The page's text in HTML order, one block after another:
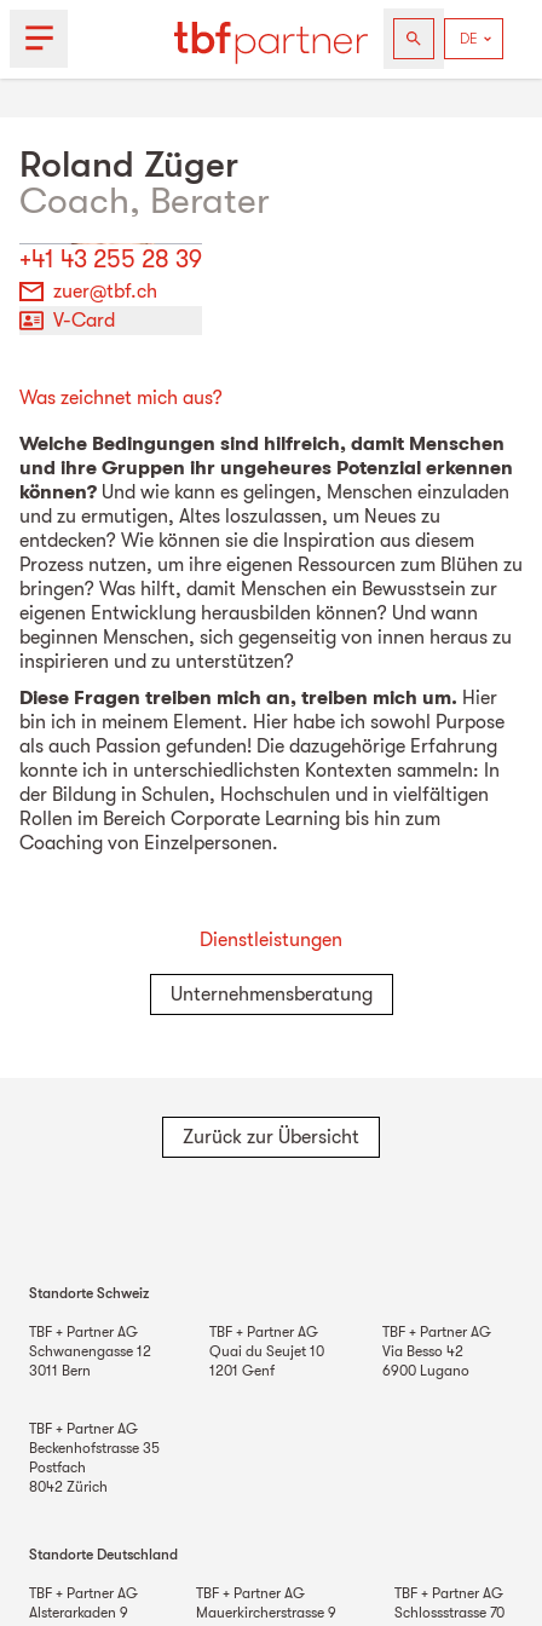
Roland Züger
Coach, Berater
+41 43 255 28 39
zuer@tbf.ch
V-Card
Was zeichnet mich aus?
Welche Bedingungen sind hilfreich, damit Menschen
und ihre Gruppen ihr ungeheures Potenzial erkennen
können? Und wie kann es gelingen, Menschen einzuladen
und zu ermutigen, Altes loszulassen, um Neues zu
entdecken? Wie können sie die Inspiration aus diesem
Prozess nutzen, um ihre eigenen Ressourcen zum Blühen zu
bringen? Was hilft, damit Menschen ein Bewusstsein zur
eigenen Entwicklung herausbilden können? Und wann
beginnen Menschen, sich gegenseitig von innen heraus zu
inspirieren und zu unterstützen?
Diese Fragen treiben mich an, treiben mich um. Hier
bin ich in meinem Element. Hier habe ich sowohl Purpose
als auch Passion gefunden! Die dazugehörige Erfahrung
konnte ich in unterschiedlichsten Kontexten sammeln: In
der Bildung in Schulen, Hochschulen und in vielfältigen
Rollen im Bereich Corporate Learning bis hin zum
Coaching von Einzelpersonen.
Dienstleistungen
Unternehmensberatung
Zurück zur Übersicht
Standorte Schweiz
TBF + Partner AG
Schwanengasse 12
3011 Bern
TBF + Partner AG
Quai du Seujet 10
1201 Genf
TBF + Partner AG
Via Besso 42
6900 Lugano
TBF + Partner AG
Beckenhofstrasse 35
Postfach
8042 Zürich
Standorte Deutschland
TBF + Partner AG
Alsterarkaden 9
TBF + Partner AG
Mauerkircherstrasse 9
TBF + Partner AG
Schlossstrasse 70